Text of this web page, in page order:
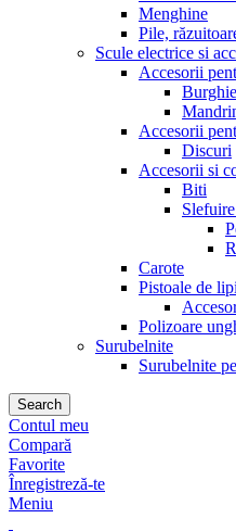
Menghine
Pile,
Scule electrice si
Accesorii
Burghie
Accesorii
Discuri
Accesorii si
Biti
Carote
Pistoale de
Polizoare
Surubelnite
Surubelnite
Search
Contul meu
Compară
Favorite
Înregistreză-te
Meniu